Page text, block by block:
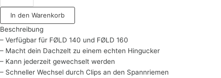
In den Warenkorb
Beschreibung
– Verfügbar für FØLD 140 und FØLD 160
– Macht dein Dachzelt zu einem echten Hingucker
– Kann jederzeit gewechselt werden
– Schneller Wechsel durch Clips an den Spannriemen